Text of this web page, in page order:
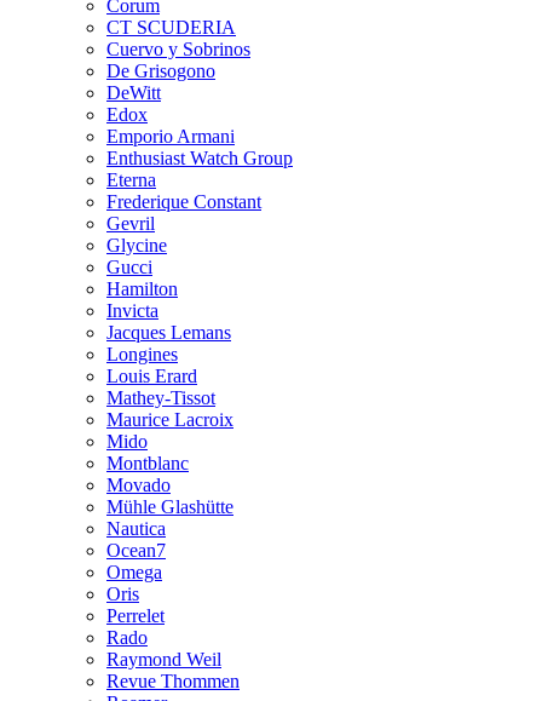
Corum
CT SCUDERIA
Cuervo y Sobrinos
De Grisogono
DeWitt
Edox
Emporio Armani
Enthusiast Watch Group
Eterna
Frederique Constant
Gevril
Glycine
Gucci
Hamilton
Invicta
Jacques Lemans
Longines
Louis Erard
Mathey-Tissot
Maurice Lacroix
Mido
Montblanc
Movado
Mühle Glashütte
Nautica
Ocean7
Omega
Oris
Perrelet
Rado
Raymond Weil
Revue Thommen